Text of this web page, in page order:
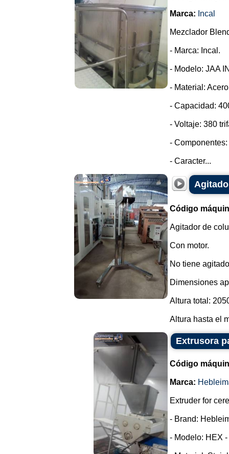
Marca: Incal
Mezclador
- Marca: Incal.
- Modelo: JAA
- Material:
- Capacidad:
- Voltaje: 380
-
- Caracter...
Código
Agitador de
Con motor.
No tiene
Dimensiones
Altura total:
Altura hasta el
Extrusora
Código
Marca:
Extruder for
- Brand:
- Modelo: HEX